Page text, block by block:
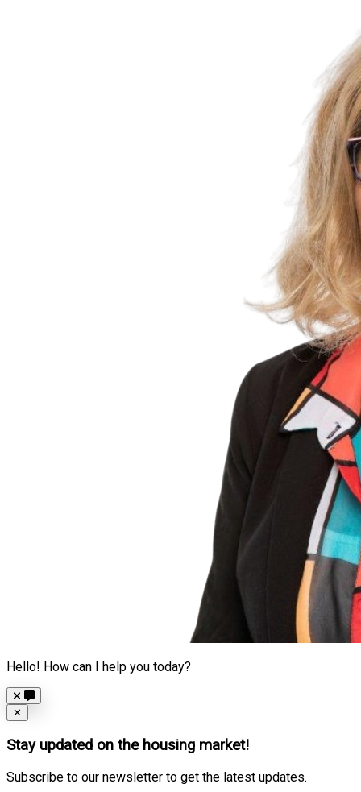
Hello! How can I help you today?
Close
✕
Stay updated on the housing market!
Subscribe to our newsletter to get the latest updates.